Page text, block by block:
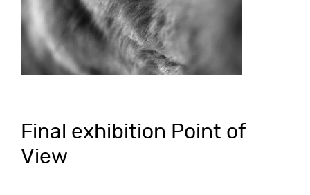
Final exhibition Point of
View